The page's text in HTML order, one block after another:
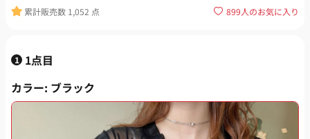
累計販売数 1,052 点 899人のお気に入り
1 1点目
カラー: ブラック